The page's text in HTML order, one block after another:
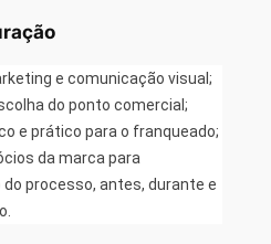
e comunicação visual;
do ponto comercial;
e prático para o franqueado;
da marca para
processo, antes, durante e